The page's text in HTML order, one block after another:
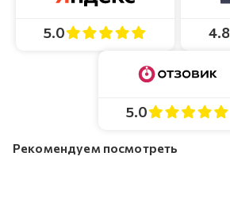
5.0 4.8
5.0
Рекомендуем посмотреть